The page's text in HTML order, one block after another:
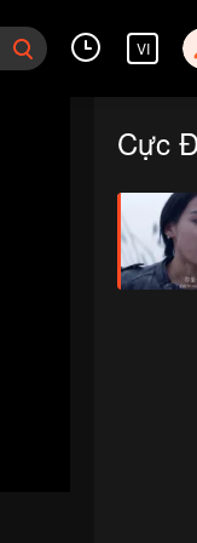
VI
Cực